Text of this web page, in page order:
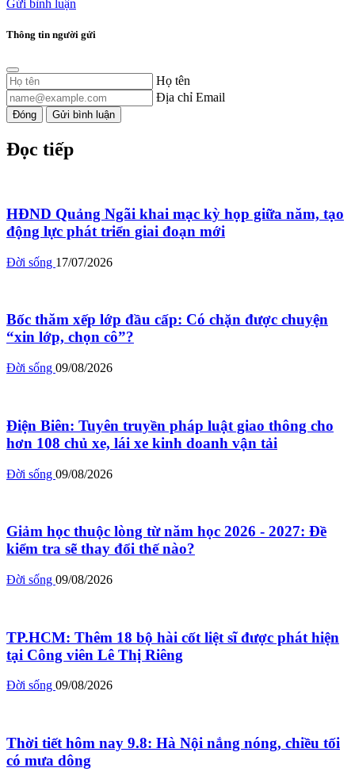
Gửi bình luận
Thông tin người gửi
Họ tên
Địa chỉ Email
Đóng Gửi bình luận
Đọc tiếp
HĐND Quảng Ngãi khai mạc kỳ họp giữa năm, tạo
động lực phát triển giai đoạn mới
Đời sống 17/07/2026
Bốc thăm xếp lớp đầu cấp: Có chặn được chuyện
“xin lớp, chọn cô”?
Đời sống 09/08/2026
Điện Biên: Tuyên truyền pháp luật giao thông cho
hơn 108 chủ xe, lái xe kinh doanh vận tải
Đời sống 09/08/2026
Giảm học thuộc lòng từ năm học 2026 - 2027: Đề
kiểm tra sẽ thay đổi thế nào?
Đời sống 09/08/2026
TP.HCM: Thêm 18 bộ hài cốt liệt sĩ được phát hiện
tại Công viên Lê Thị Riêng
Đời sống 09/08/2026
Thời tiết hôm nay 9.8: Hà Nội nắng nóng, chiều tối
có mưa dông